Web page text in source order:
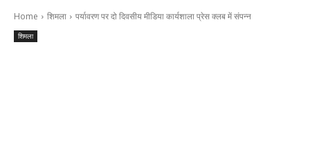
Home शिमला पर्यावरण पर दो दिवसीय मीडिया कार्यशाला प्रेस क्लब में संपन्न
शिमला